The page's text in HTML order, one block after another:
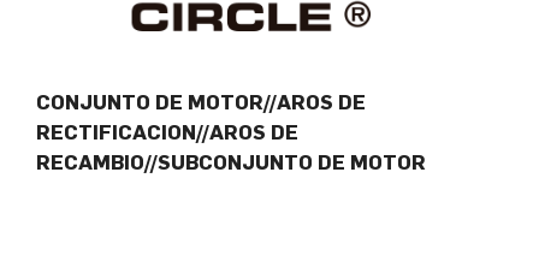
CONJUNTO DE MOTOR//AROS DE
RECTIFICACION//AROS DE
RECAMBIO//SUBCONJUNTO DE MOTOR